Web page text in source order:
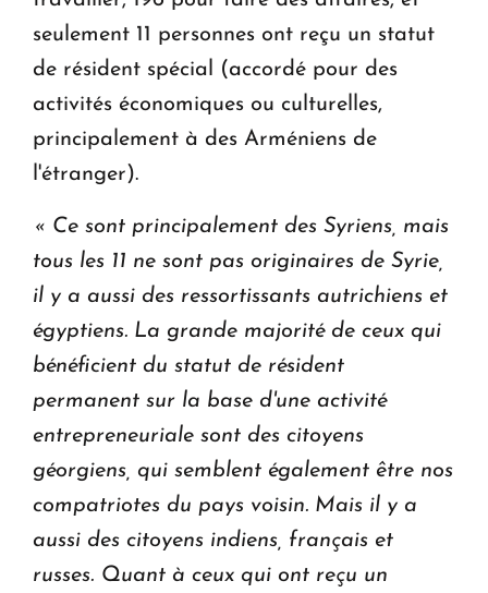
seulement 11 personnes ont reçu un statut
de résident spécial (accordé pour des
activités économiques ou culturelles,
principalement à des Arméniens de
l'étranger).
« Ce sont principalement des Syriens, mais
tous les 11 ne sont pas originaires de Syrie,
il y a aussi des ressortissants autrichiens et
égyptiens. La grande majorité de ceux qui
bénéficient du statut de résident
permanent sur la base d'une activité
entrepreneuriale sont des citoyens
géorgiens, qui semblent également être nos
compatriotes du pays voisin. Mais il y a
aussi des citoyens indiens, français et
russes. Quant à ceux qui ont reçu un